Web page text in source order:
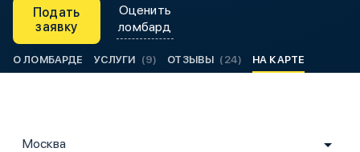
Подать
заявку
Оценить
ломбард
О ЛОМБАРДЕ УСЛУГИ (9) ОТЗЫВЫ (24) НА КАРТЕ
Москва